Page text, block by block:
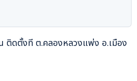
ติดตั้งที ต.คลองหลวงแพ่ง อ.เมือง